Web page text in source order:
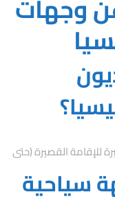
للإقامة القصيرة (حتى
سياحية